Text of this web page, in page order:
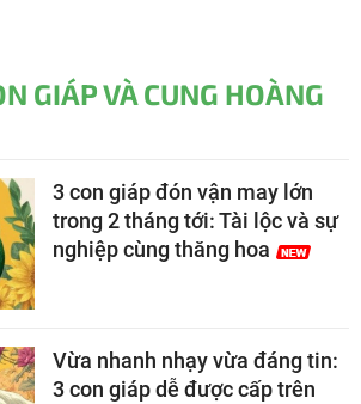
GIÁP VÀ CUNG HOÀNG
3 con giáp đón vận may lớn
trong 2 tháng tới: Tài lộc và sự
nghiệp cùng thăng hoa
Vừa nhanh nhạy vừa đáng tin:
3 con giáp dễ được cấp trên